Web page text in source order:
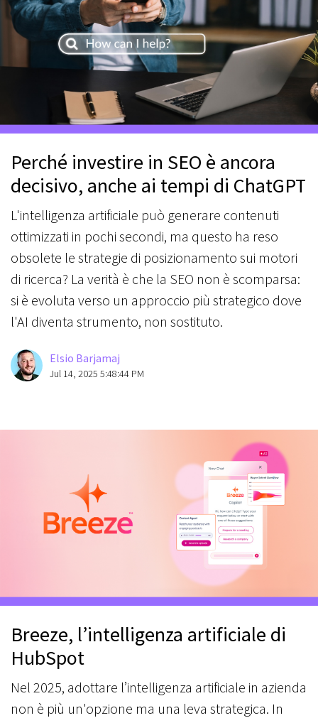
Perché investire in SEO è ancora
decisivo, anche ai tempi di ChatGPT
L'intelligenza artificiale può generare contenuti
ottimizzati in pochi secondi, ma questo ha reso
obsolete le strategie di posizionamento sui motori
di ricerca? La verità è che la SEO non è scomparsa:
si è evoluta verso un approccio più strategico dove
l'AI diventa strumento, non sostituto.
Elsio Barjamaj
Jul 14, 2025 5:48:44 PM
Breeze, l’intelligenza artificiale di
HubSpot
Nel 2025, adottare l’intelligenza artificiale in azienda
non è più un'opzione ma una leva strategica. In